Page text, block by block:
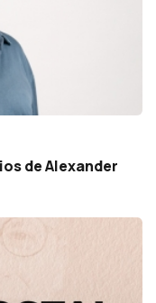
de Alexander